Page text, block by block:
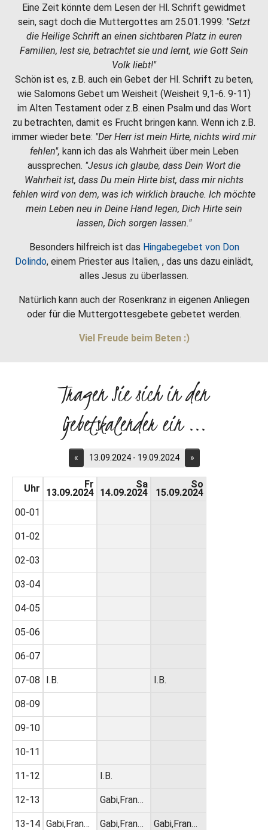
Eine Zeit könnte dem Lesen der Hl. Schrift gewidmet
sein, sagt doch die Muttergottes am 25.01.1999: "Setzt
die Heilige Schrift an einen sichtbaren Platz in euren
Familien, lest sie, betrachtet sie und lernt, wie Gott Sein
Volk liebt!"
Schön ist es, z.B. auch ein Gebet der Hl. Schrift zu beten,
wie Salomons Gebet um Weisheit (Weisheit 9,1-6. 9-11)
im Alten Testament oder z.B. einen Psalm und das Wort
zu betrachten, damit es Frucht bringen kann. Wenn ich z.B.
immer wieder bete: "Der Herr ist mein Hirte, nichts wird mir
fehlen", kann ich das als Wahrheit über mein Leben
aussprechen. "Jesus ich glaube, dass Dein Wort die
Wahrheit ist, dass Du mein Hirte bist, dass mir nichts
fehlen wird von dem, was ich wirklich brauche. Ich möchte
mein Leben neu in Deine Hand legen, Dich Hirte sein
lassen, Dich sorgen lassen."
Besonders hilfreich ist das Hingabegebet von Don
Dolindo, einem Priester aus Italien, , das uns dazu einlädt,
alles Jesus zu überlassen.
Natürlich kann auch der Rosenkranz in eigenen Anliegen
oder für die Muttergottesgebete gebetet werden.
Viel Freude beim Beten :)
Tragen Sie sich in den
Gebetskalender ein ...
« 13.09.2024 - 19.09.2024 »
Uhr
00-01
01-02
02-03
03-04
04-05
05-06
06-07
07-08
08-09
09-10
10-11
11-12
12-13
13-14
Fr
13.09.2024
I.B.
Gabi,Fran…
Sa
14.09.2024
I.B.
Gabi,Fran…
Gabi,Fran…
So
15.09.2024
I.B.
Gabi,Fran…